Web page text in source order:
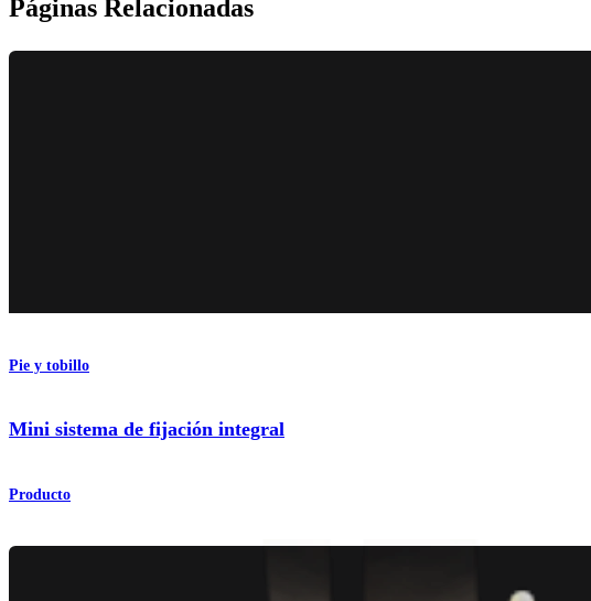
Páginas Relacionadas
Pie y tobillo
Mini sistema de fijación integral
Producto